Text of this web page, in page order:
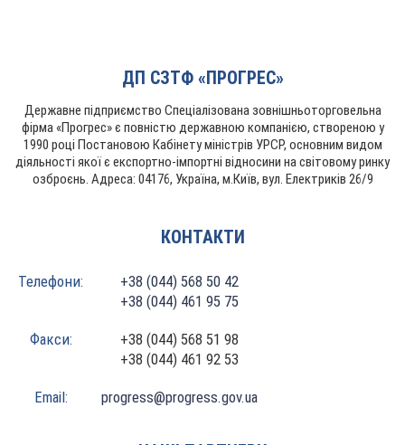
ДП СЗТФ «ПРОГРЕС»
Державне підприємство Спеціалізована зовнішньоторговельна
фірма «Прогрес» є повністю державною компанією, створеною у
1990 році Постановою Кабінету міністрів УРСР, основним видом
діяльності якої є експортно-імпортні відносини на світовому ринку
озброєнь. Адреса: 04176, Україна, м.Київ, вул. Електриків 26/9
КОНТАКТИ
Телефони:
+38 (044) 568 50 42
+38 (044) 461 95 75
Факси:
+38 (044) 568 51 98
+38 (044) 461 92 53
Email: progress@progress.gov.ua